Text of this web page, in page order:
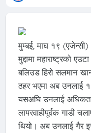
मुम्बई, माघ १९
मुद्दामा महाराष्ट्रको
बलिउड हिरो सलमान
ठहर भएमा अब उनलाई
यसअघि उनलाई
लापरवाहीपूर्वक गाडी
थियो। अब उनलाई गैर